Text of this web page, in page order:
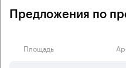
Предложения по
Площадь